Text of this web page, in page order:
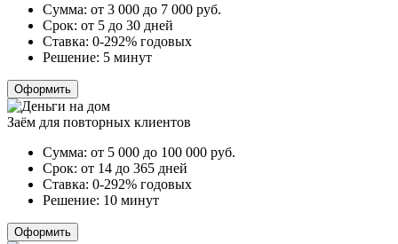
Сумма: от 3 000 до 7 000 руб.
Срок: от 5 до 30 дней
Ставка: 0-292% годовых
Решение: 5 минут
Оформить
Заём для повторных клиентов
Сумма: от 5 000 до 100 000 руб.
Срок: от 14 до 365 дней
Ставка: 0-292% годовых
Решение: 10 минут
Оформить